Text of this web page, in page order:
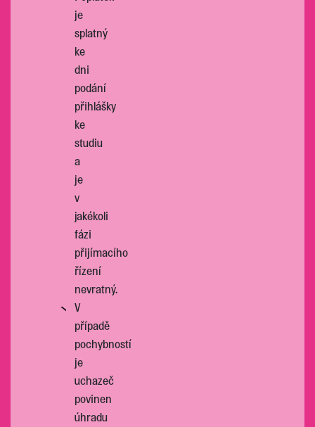
je
splatný
ke
dni
podání
přihlášky
ke
studiu
a
je
v
jakékoli
fázi
přijímacího
řízení
nevratný.
V
případě
pochybností
je
uchazeč
povinen
úhradu